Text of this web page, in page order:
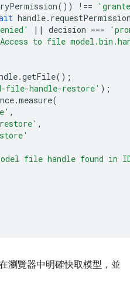
()) !==
handle.
|| decision ===
to file
.getFile();
file-handle-restore' );
.measure(
,
,
file handle found in
瀏覽器中明確快取模型，並